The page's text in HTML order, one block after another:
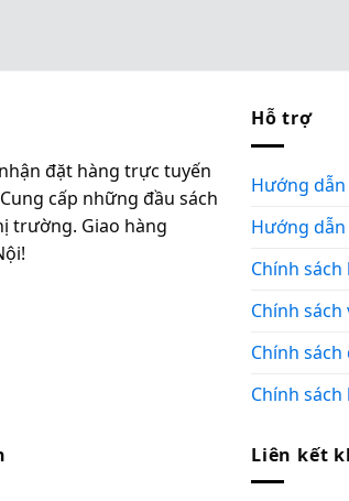
đặt hàng trực tuyến
cấp những đầu sách
trường. Giao hàng
Hỗ trợ
Hướng
Hướng
Chính
Chính sách
Chính
Chính
Liên kết